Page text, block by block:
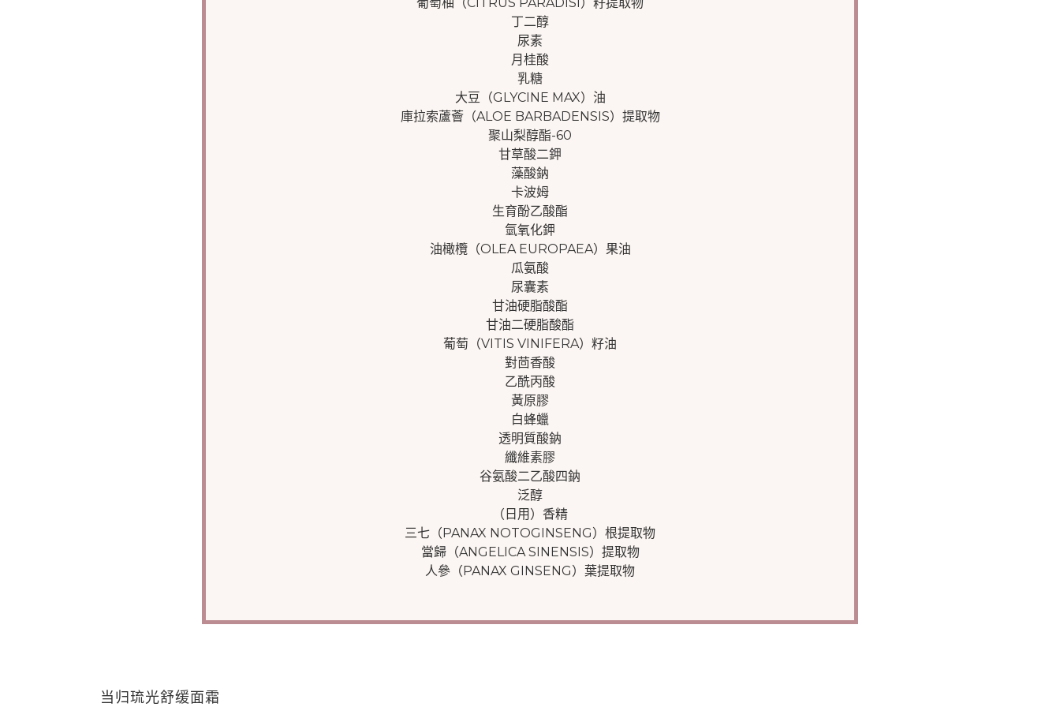
丁二醇
尿素
月桂酸
乳糖
大豆（GLYCINE MAX）油
庫拉索蘆薈（ALOE BARBADENSIS）提取物
聚山梨醇酯-60
甘草酸二鉀
藻酸鈉
卡波姆
生育酚乙酸酯
氫氧化鉀
油橄欖（OLEA EUROPAEA）果油
瓜氨酸
尿囊素
甘油硬脂酸酯
甘油二硬脂酸酯
葡萄（VITIS VINIFERA）籽油
對茴香酸
乙酰丙酸
黃原膠
白蜂蠟
透明質酸鈉
纖維素膠
谷氨酸二乙酸四鈉
泛醇
（日用）香精
三七（PANAX NOTOGINSENG）根提取物
當歸（ANGELICA SINENSIS）提取物
人參（PANAX GINSENG）葉提取物
当归琉光舒缓面霜